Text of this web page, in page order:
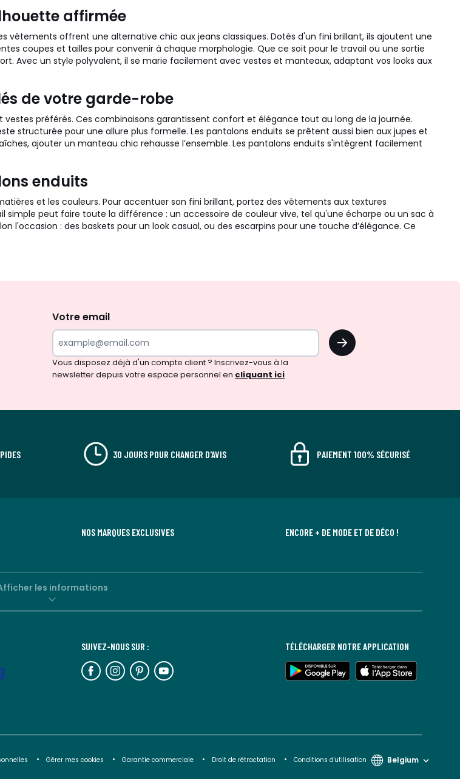
affirmée
offrent une alternative chic aux jeans classiques. Dotés d'un fini brillant, ils ajoutent une
coupes et tailles pour convenir à chaque morphologie. Que ce soit pour le travail ou une sortie
Avec un style polyvalent, il se marie facilement avec vestes et manteaux, adaptant vos looks aux
de votre garde-robe
préférés. Ces combinaisons garantissent confort et élégance tout au long de la journée.
structurée pour une allure plus formelle. Les pantalons enduits se prêtent aussi bien aux jupes et
ajouter un manteau chic rehausse l’ensemble. Les pantalons enduits s'intègrent facilement
enduits
et les couleurs. Pour accentuer son fini brillant, portez des vêtements aux textures
peut faire toute la différence : un accessoire de couleur vive, tel qu'une écharpe ou un sac à
l'occasion : des baskets pour un look casual, ou des escarpins pour une touche d’élégance. Ce
et
de
surprises?
Votre email
OK
Vous disposez déjà d'un compte client ? Inscrivez-vous à la
newsletter depuis votre espace personnel en cliquant ici
30 JOURS POUR CHANGER D'AVIS PAIEMENT 100% SÉCURISÉ
NOS MARQUES EXCLUSIVES ENCORE + DE MODE ET DE DÉCO !
les informations
SUIVEZ-NOUS SUR : TÉLÉCHARGER NOTRE APPLICATION
Gérer mes cookies Garantie commerciale Droit de rétractation
Conditions d'utilisation
Belgium